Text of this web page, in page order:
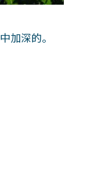
加深的。